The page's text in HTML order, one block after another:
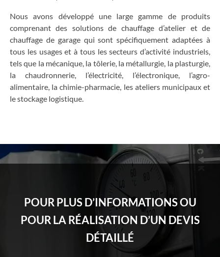
Nous avons développé une large gamme de produits
comprenant des solutions de chauffage d’atelier et de
chauffage de garage qui sont spécifiquement adaptées à
tous les usages et à tous les secteurs d’activité industriels,
tels que la mécanique, la tôlerie, la métallurgie, la plasturgie,
la chaudronnerie, l’électricité, l’électronique, l’agro-
alimentaire, la chimie-pharmacie, les ateliers municipaux et
le stockage logistique.
POUR PLUS D’INFORMATIONS OU
POUR LA RÉALISATION D’UN DEVIS
DÉTAILLÉ